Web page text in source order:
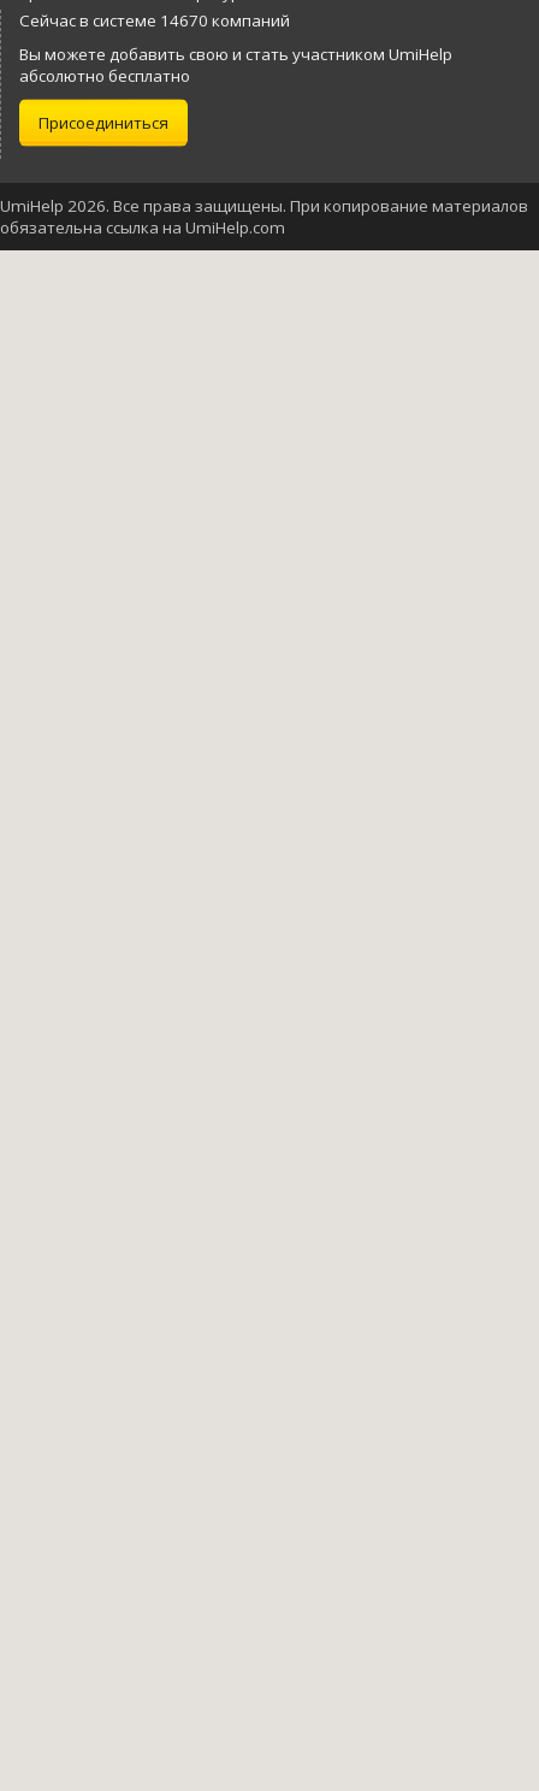
Сейчас в системе 14670 компаний
Вы можете добавить свою и стать участником UmiHelp
абсолютно бесплатно
Присоединиться
UmiHelp 2026. Все права защищены. При копирование материалов
обязательна ссылка на UmiHelp.com